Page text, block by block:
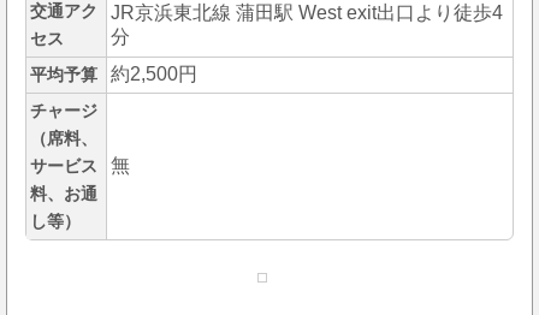
交通アク
セス
JR京浜東北線 蒲田駅 West exit出口より徒歩4
分
平均予算 約2,500円
チャージ
（席料、
サービス
料、お通
し等）
無